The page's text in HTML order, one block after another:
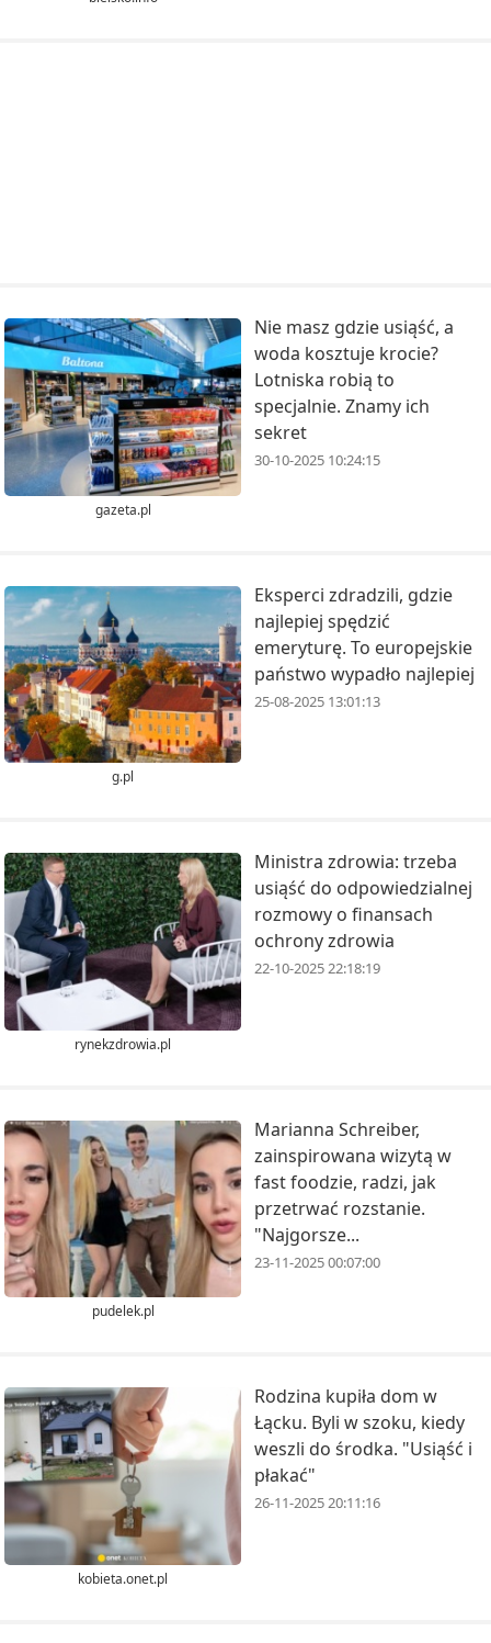
gazeta.pl
Nie masz gdzie usiąść, a
woda kosztuje krocie?
Lotniska robią to
specjalnie. Znamy ich
sekret
30-10-2025 10:24:15
g.pl
Eksperci zdradzili, gdzie
najlepiej spędzić
emeryturę. To europejskie
państwo wypadło najlepiej
25-08-2025 13:01:13
rynekzdrowia.pl
Ministra zdrowia: trzeba
usiąść do odpowiedzialnej
rozmowy o finansach
ochrony zdrowia
22-10-2025 22:18:19
pudelek.pl
Marianna Schreiber,
zainspirowana wizytą w
fast foodzie, radzi, jak
przetrwać rozstanie.
"Najgorsze...
23-11-2025 00:07:00
kobieta.onet.pl
Rodzina kupiła dom w
Łącku. Byli w szoku, kiedy
weszli do środka. "Usiąść i
płakać"
26-11-2025 20:11:16